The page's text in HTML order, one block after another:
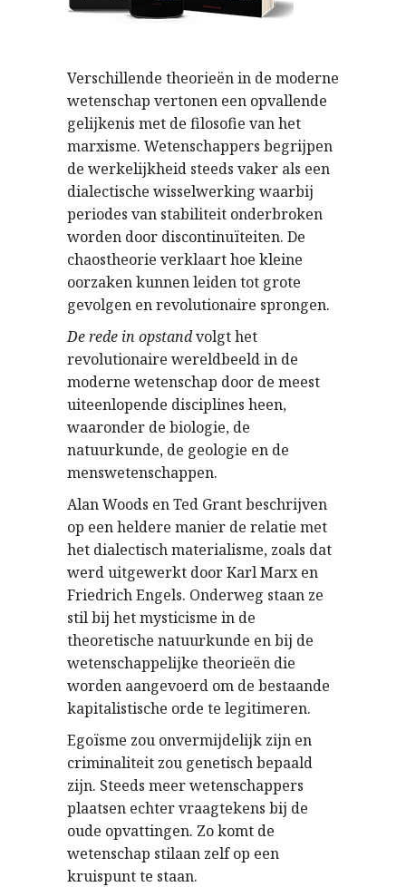
Verschillende theorieën in de moderne
wetenschap vertonen een opvallende
gelijkenis met de filosofie van het
marxisme. Wetenschappers begrijpen
de werkelijkheid steeds vaker als een
dialectische wisselwerking waarbij
periodes van stabiliteit onderbroken
worden door discontinuïteiten. De
chaostheorie verklaart hoe kleine
oorzaken kunnen leiden tot grote
gevolgen en revolutionaire sprongen.
De rede in opstandvolgt het
revolutionaire wereldbeeld in de
moderne wetenschap door de meest
uiteenlopende disciplines heen,
waaronder de biologie, de
natuurkunde, de geologie en de
menswetenschappen.
Alan Woods en Ted Grant beschrijven
op een heldere manier de relatie met
het dialectisch materialisme, zoals dat
werd uitgewerkt door Karl Marx en
Friedrich Engels. Onderweg staan ze
stil bij het mysticisme in de
theoretische natuurkunde en bij de
wetenschappelijke theorieën die
worden aangevoerd om de bestaande
kapitalistische orde te legitimeren.
Egoïsme zou onvermijdelijk zijn en
criminaliteit zou genetisch bepaald
zijn. Steeds meer wetenschappers
plaatsen echter vraagtekens bij de
oude opvattingen. Zo komt de
wetenschap stilaan zelf op een
kruispunt te staan.